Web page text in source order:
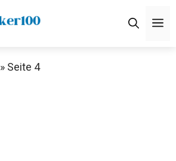
» Seite 4